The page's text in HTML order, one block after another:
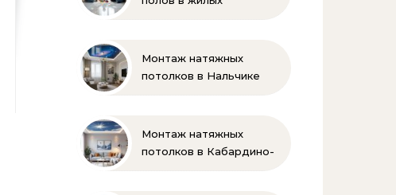
Монтаж натяжных
потолков в Нальчике
Монтаж натяжных
потолков в Кабардино-